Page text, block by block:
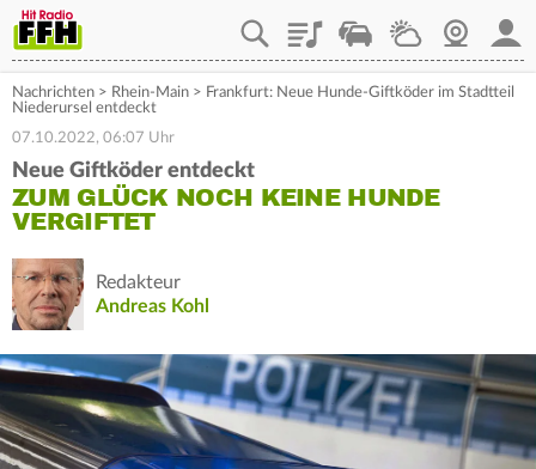
PlaylistStaupilotWetterWebcam
Nachrichten > Rhein-Main > Frankfurt: Neue Hunde-Giftköder im Stadtteil
Niederursel entdeckt
07.10.2022, 06:07 Uhr
Neue Giftköder entdeckt
ZUM GLÜCK NOCH KEINE HUNDE
VERGIFTET
Redakteur
Andreas Kohl